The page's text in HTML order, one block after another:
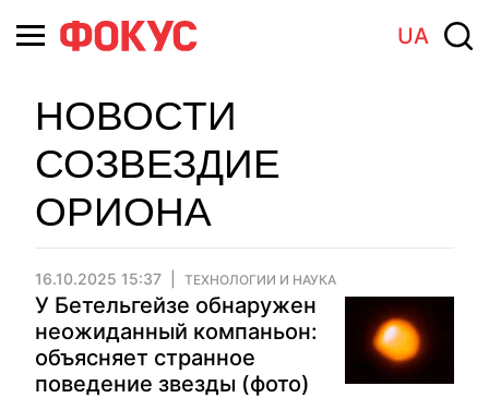
UA
НОВОСТИ
СОЗВЕЗДИЕ
ОРИОНА
16.10.2025 15:37 ТЕХНОЛОГИИ И НАУКА
У Бетельгейзе обнаружен
неожиданный компаньон:
объясняет странное
поведение звезды (фото)